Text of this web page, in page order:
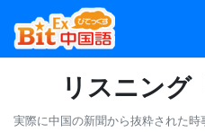
リスニング
実際に中国の新聞から抜粋された